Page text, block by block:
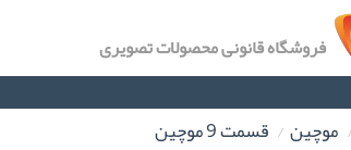
فروشگاه قانونی محصولات تصویری
موچین قسمت 9 موچین